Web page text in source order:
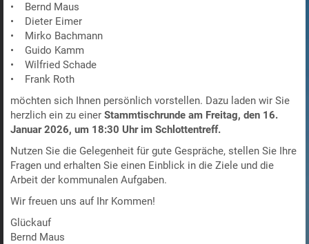
• Bernd Maus
• Dieter Eimer
• Mirko Bachmann
• Guido Kamm
• Wilfried Schade
• Frank Roth
möchten sich Ihnen persönlich vorstellen. Dazu laden wir Sie
herzlich ein zu einer Stammtischrunde am Freitag, den 16.
Januar 2026, um 18:30 Uhr im Schlottentreff.
Nutzen Sie die Gelegenheit für gute Gespräche, stellen Sie Ihre
Fragen und erhalten Sie einen Einblick in die Ziele und die
Arbeit der kommunalen Aufgaben.
Wir freuen uns auf Ihr Kommen!
Glückauf
Bernd Maus